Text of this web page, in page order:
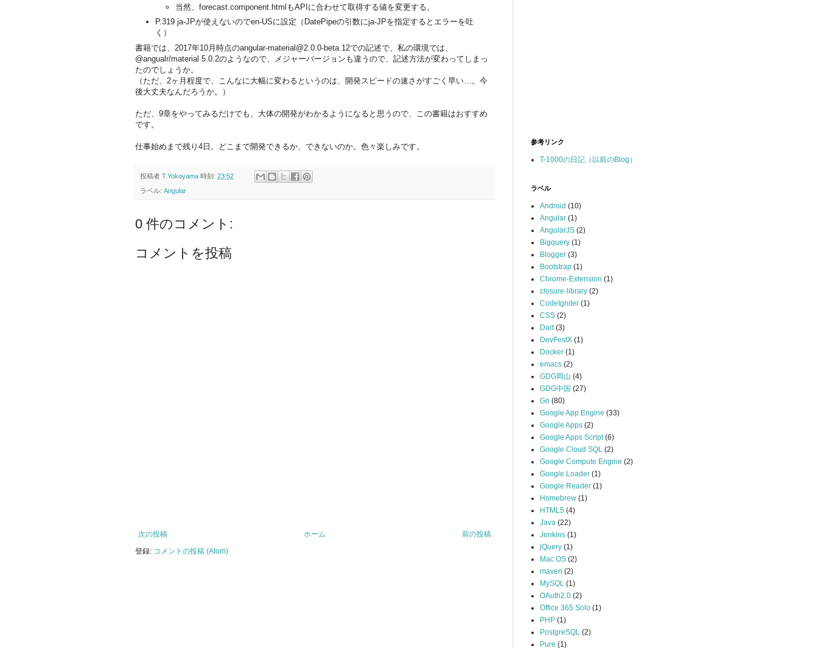
当然、forecast.component.htmlもAPIに合わせて取得する値を変更する。
P.319 ja-JPが使えないのでen-USに設定（DatePipeの引数にja-JPを指定するとエラーを吐
く）
書籍では、2017年10月時点のangular-material@2.0.0-beta.12での記述で、私の環境では、
@angualr/material 5.0.2のようなので、メジャーバージョンも違うので、記述方法が変わってしまっ
たのでしょうか。
（ただ、2ヶ月程度で、こんなに大幅に変わるというのは、開発スピードの速さがすごく早い…。今
後大丈夫なんだろうか。）
ただ、9章をやってみるだけでも、大体の開発がわかるようになると思うので、この書籍はおすすめ
です。
仕事始めまで残り4日。どこまで開発できるか、できないのか。色々楽しみです。
投稿者 T.Yokoyama 時刻: 23:52
ラベル: Angular
0 件のコメント:
コメントを投稿
次の投稿 前の投稿
ホーム
登録: コメントの投稿 (Atom)
参考リンク
T-1000の日記（以前のBlog）
ラベル
Android (10)
Angular (1)
AngularJS (2)
Bigquery (1)
Blogger (3)
Bootstrap (1)
Chrome-Extension (1)
closure-library (2)
CodeIgniter (1)
CSS (2)
Dart (3)
DevFestX (1)
Docker (1)
emacs (2)
GDG岡山 (4)
GDG中国 (27)
Go (80)
Google App Engine (33)
Google Apps (2)
Google Apps Script (6)
Google Cloud SQL (2)
Google Compute Engine (2)
Google Loader (1)
Google Reader (1)
Homebrew (1)
HTML5 (4)
Java (22)
Jenkins (1)
jQuery (1)
Mac OS (2)
maven (2)
MySQL (1)
OAuth2.0 (2)
Office 365 Solo (1)
PHP (1)
PostgreSQL (2)
Pure (1)